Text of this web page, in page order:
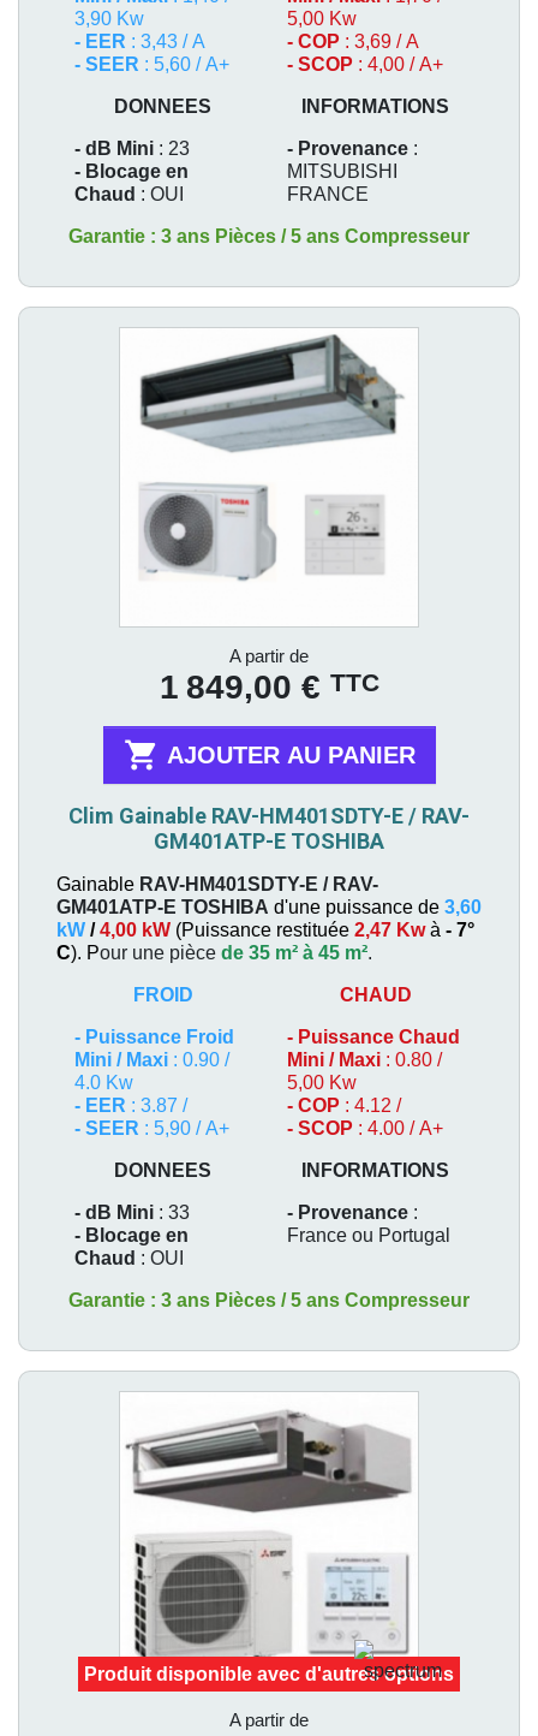
3,90 Kw
- EER : 3,43 / A
- SEER : 5,60 / A+
5,00 Kw
- COP : 3,69 / A
- SCOP : 4,00 / A+
DONNEES
- dB Mini : 23
- Blocage en
Chaud : OUI
INFORMATIONS
- Provenance :
MITSUBISHI
FRANCE
Garantie : 3 ans Pièces / 5 ans Compresseur
A partir de
1 849,00 € TTC
 AJOUTER AU PANIER
Clim Gainable RAV-HM401SDTY-E / RAV-
GM401ATP-E TOSHIBA
Gainable RAV-HM401SDTY-E / RAV-
GM401ATP-E TOSHIBA d'une puissance de 3,60
kW /4,00 kW (Puissance restituée 2,47 Kwà - 7°
C). Pour une pièce de 35 m² à 45 m².
FROID
- Puissance Froid
Mini / Maxi : 0.90 /
4.0 Kw
- EER : 3.87 /
- SEER : 5,90 / A+
CHAUD
- Puissance Chaud
Mini / Maxi : 0.80 /
5,00 Kw
- COP : 4.12 /
- SCOP : 4.00 / A+
DONNEES
- dB Mini : 33
- Blocage en
Chaud : OUI
INFORMATIONS
- Provenance :
France ou Portugal
Garantie : 3 ans Pièces / 5 ans Compresseur
Produit disponible avec d'autres options
A partir de